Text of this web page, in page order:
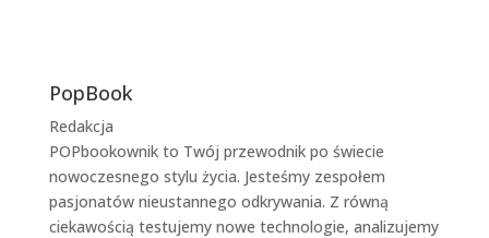
PopBook
Redakcja
POPbookownik to Twój przewodnik po świecie
nowoczesnego stylu życia. Jesteśmy zespołem
pasjonatów nieustannego odkrywania. Z równą
ciekawością testujemy nowe technologie, analizujemy